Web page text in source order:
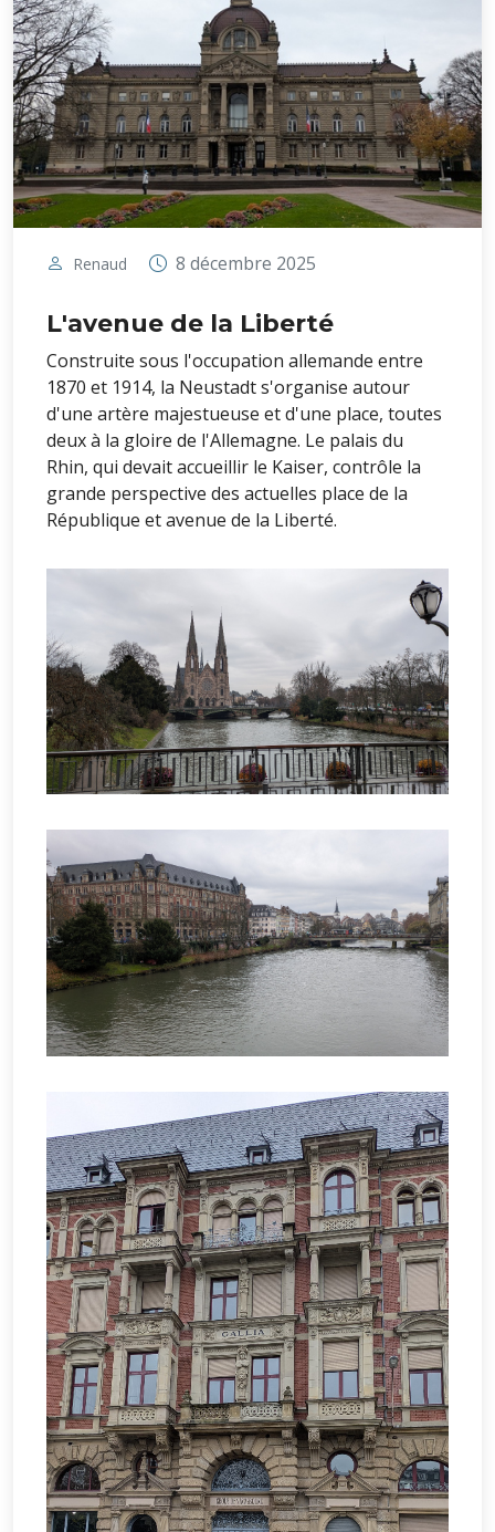
Renaud 8 décembre 2025
L'avenue de la Liberté
Construite sous l'occupation allemande entre
1870 et 1914, la Neustadt s'organise autour
d'une artère majestueuse et d'une place, toutes
deux à la gloire de l'Allemagne. Le palais du
Rhin, qui devait accueillir le Kaiser, contrôle la
grande perspective des actuelles place de la
République et avenue de la Liberté.